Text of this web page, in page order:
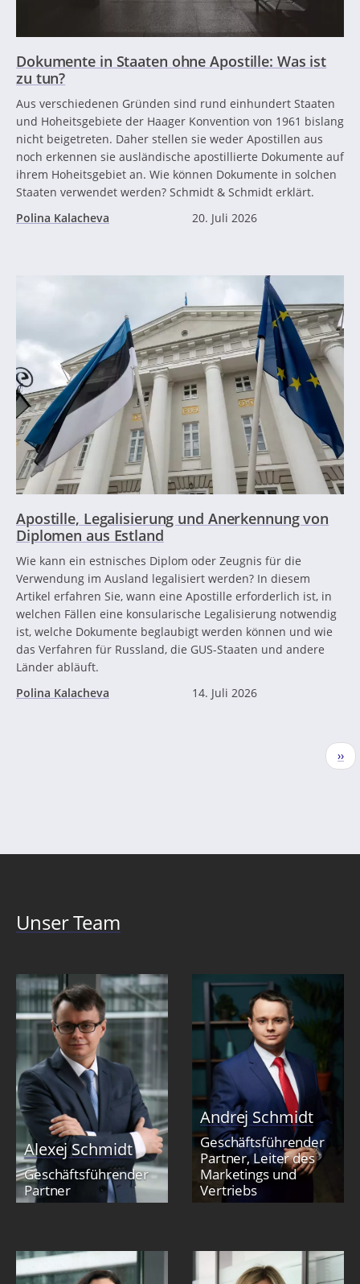
Dokumente in Staaten ohne Apostille: Was ist
zu tun?
Aus verschiedenen Gründen sind rund einhundert Staaten
und Hoheitsgebiete der Haager Konvention von 1961 bislang
nicht beigetreten. Daher stellen sie weder Apostillen aus
noch erkennen sie ausländische apostillierte Dokumente auf
ihrem Hoheitsgebiet an. Wie können Dokumente in solchen
Staaten verwendet werden? Schmidt & Schmidt erklärt.
Polina Kalacheva
20. Juli 2026
Apostille, Legalisierung und Anerkennung von
Diplomen aus Estland
Wie kann ein estnisches Diplom oder Zeugnis für die
Verwendung im Ausland legalisiert werden? In diesem
Artikel erfahren Sie, wann eine Apostille erforderlich ist, in
welchen Fällen eine konsularische Legalisierung notwendig
ist, welche Dokumente beglaubigt werden können und wie
das Verfahren für Russland, die GUS-Staaten und andere
Länder abläuft.
Polina Kalacheva
14. Juli 2026
››
Unser Team
Alexej Schmidt
Geschäftsführender
Partner
Andrej Schmidt
Geschäftsführender
Partner, Leiter des
Marketings und
Vertriebs